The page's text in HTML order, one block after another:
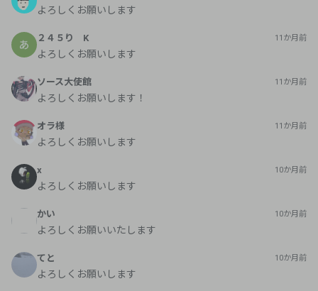
よろしくお願いします
２４５り K 11か月前
よろしくお願いします
ソース大使館 11か月前
よろしくお願いします！
オラ様 11か月前
よろしくお願いします
x 10か月前
よろしくお願いします
かい 10か月前
よろしくお願いいたします
てと 10か月前
よろしくお願いします